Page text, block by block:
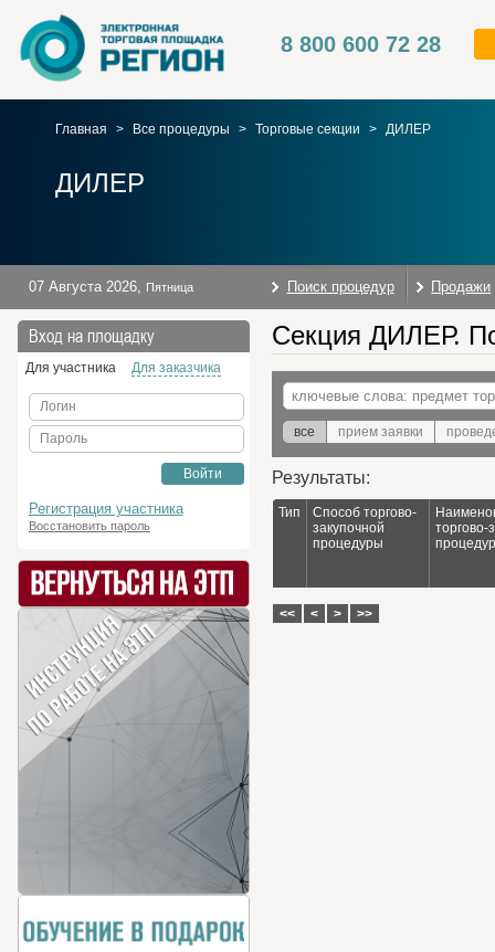
8 800 600 72 28
Главная > Все процедуры > Торговые секции > ДИЛЕР
ДИЛЕР
07 Августа 2026, Пятница Поиск процедур Продажи
Вход на площадку
Для участника Для заказчика
Логин
Пароль
Войти
Регистрация участника
Восстановить пароль
Секция ДИЛЕР.
все прием заявки
Результаты:
Тип
Способ торгово-
закупочной
процедуры
торгово-
<< < > >>